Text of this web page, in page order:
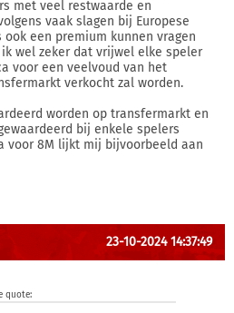
met veel restwaarde en
vaak slagen bij Europese
een premium kunnen vragen
wel zeker dat vrijwel elke speler
voor een veelvoud van het
verkocht zal worden.
worden op transfermarkt en
bij enkele spelers
voor 8M lijkt mij bijvoorbeeld aan
23-10-2024 14:37:49
quote: